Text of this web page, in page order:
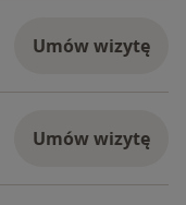
Umów wizytę
Umów wizytę